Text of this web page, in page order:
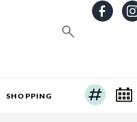
SHOPPING